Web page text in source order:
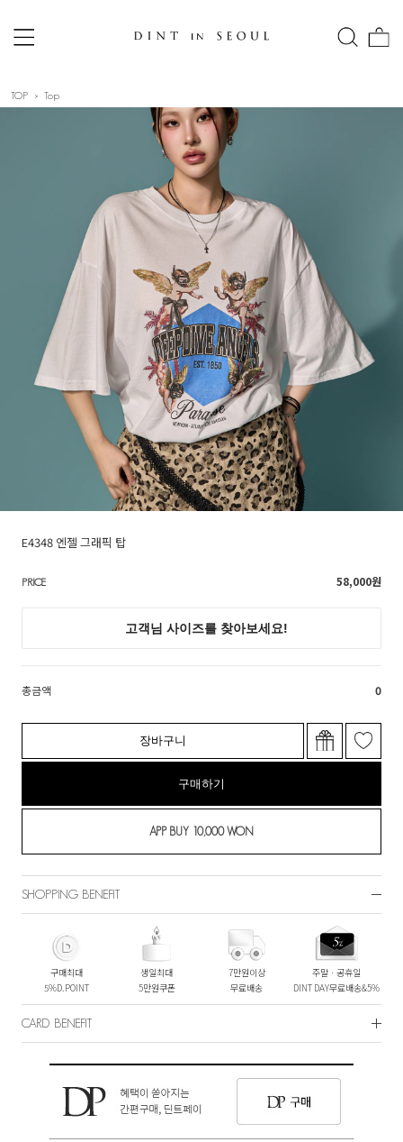
TOP Top
E4348 엔젤 그래픽 탑
PRICE 58,000원
총금액 0
장바구니
구매하기
SHOPPING BENEFIT
구매최대
5%D.POINT
생일최대
5만원쿠폰
7만원이상
무료배송
주말ㆍ공휴일
DINT DAY무료배송&5%
CARD BENEFIT